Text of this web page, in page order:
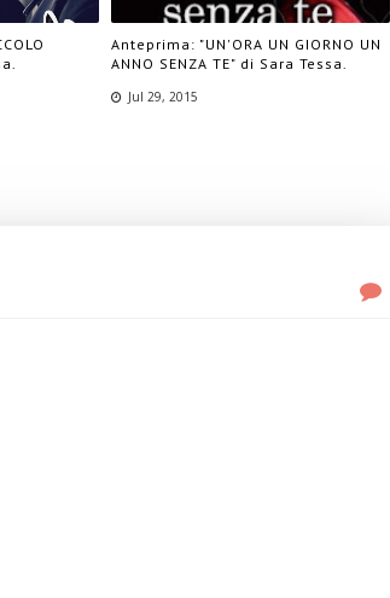
Anteprima: "UN'ORA UN GIORNO UN
ANNO SENZA TE" di Sara Tessa.
Jul 29, 2015